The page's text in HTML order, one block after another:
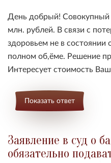
День добрый! Совокупный
млн. рублей. В связи с
здоровьем не в состоянии
полном об,ёме. Решение
Интересует стоимость
Показать ответ
Заявление в суд о
обязательно